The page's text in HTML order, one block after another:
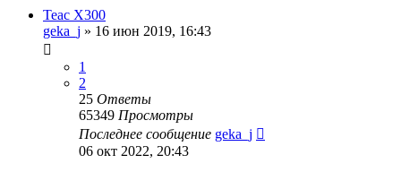
Teac X300
geka_j » 16 июн 2019, 16:43
1
2
25 Ответы
65349 Просмотры
Последнее сообщение geka_j
06 окт 2022, 20:43